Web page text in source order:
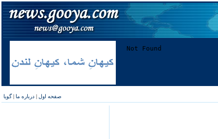
صفحه اول | درباره ما |گویا